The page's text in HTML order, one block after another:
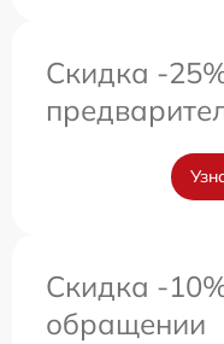
Скидка -
Скидка -
обращении